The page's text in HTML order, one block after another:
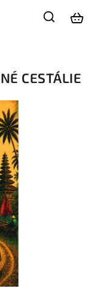
CESTÁLIE